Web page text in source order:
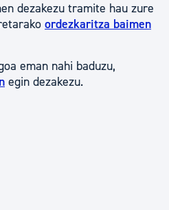
dezakezu tramite hau zure
ordezkaritza baimen
eman nahi baduzu,
egin dezakezu.